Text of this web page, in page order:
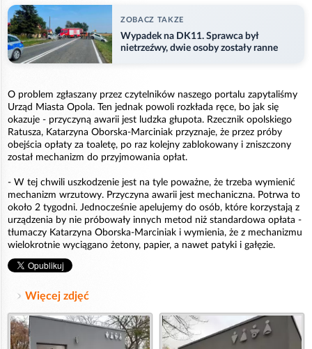
ZOBACZ TAKZE
Wypadek na DK11. Sprawca był
nietrzeźwy, dwie osoby zostały ranne
O problem zgłaszany przez czytelników naszego portalu zapytaliśmy
Urząd Miasta Opola. Ten jednak powoli rozkłada ręce, bo jak się
okazuje - przyczyną awarii jest ludzka głupota. Rzecznik opolskiego
Ratusza, Katarzyna Oborska-Marciniak przyznaje, że przez próby
obejścia opłaty za toaletę, po raz kolejny zablokowany i zniszczony
został mechanizm do przyjmowania opłat.
- W tej chwili uszkodzenie jest na tyle poważne, że trzeba wymienić
mechanizm wrzutowy. Przyczyna awarii jest mechaniczna. Potrwa to
około 2 tygodni. Jednocześnie apelujemy do osób, które korzystają z
urządzenia by nie próbowały innych metod niż standardowa opłata -
tłumaczy Katarzyna Oborska-Marciniak i wymienia, że z mechanizmu
wielokrotnie wyciągano żetony, papier, a nawet patyki i gałęzie.
Więcej zdjęć